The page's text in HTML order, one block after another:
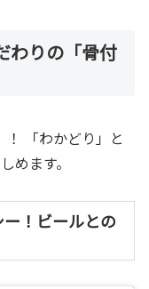
わりの「骨付
「わかどり」と
めます。
ー！ビールとの